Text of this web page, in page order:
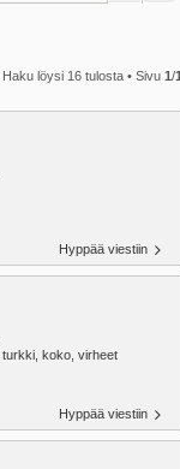
Haku löysi 16 tulosta • Sivu1/1
Hyppää viestiin
turkki, koko, virheet
Hyppää viestiin